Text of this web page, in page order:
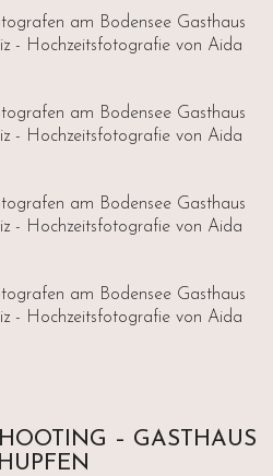
– GASTHAUS